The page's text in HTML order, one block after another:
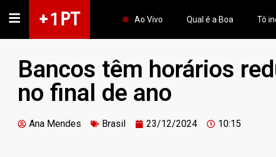
+ 1 PT Ao Vivo Qual é a Boa Tô
Bancos têm horários
no final de ano
Ana Mendes Brasil 23/12/2024 10:15